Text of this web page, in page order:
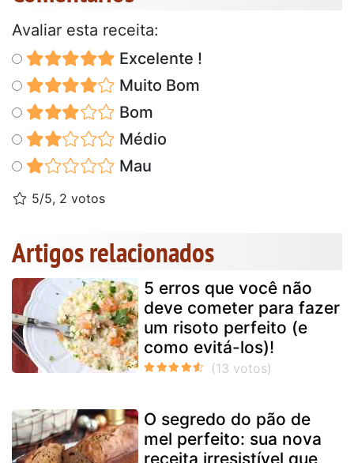
Avaliar esta receita:
Excelente !
Muito Bom
Bom
Médio
Mau
5/5, 2 votos
Artigos relacionados
5 erros que você não
deve cometer para fazer
um risoto perfeito (e
como evitá-los)!
O segredo do pão de
mel perfeito: sua nova
receita irresistível que